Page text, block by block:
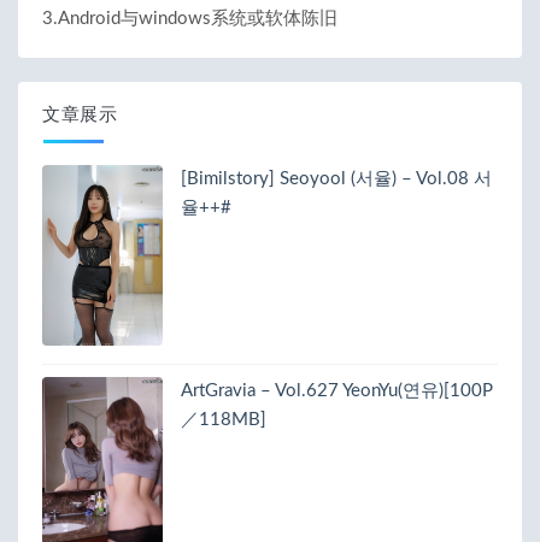
3.Android与windows系统或软体陈旧
文章展示
[Bimilstory] Seoyool (서율) – Vol.08 서
율++#
ArtGravia – Vol.627 YeonYu(연유)[100P
／118MB]